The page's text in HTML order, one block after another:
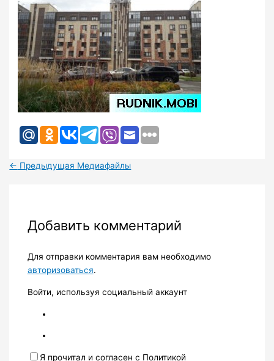
← Предыдущая Медиафайлы
Добавить комментарий
Для отправки комментария вам необходимо
авторизоваться.
Войти, используя социальный аккаунт
Я прочитал и согласен с Политикой